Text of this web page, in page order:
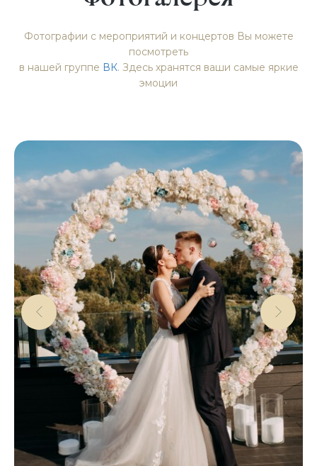
Фотографии с мероприятий и концертов Вы можете
посмотреть
в нашей группе ВК. Здесь хранятся ваши самые яркие
эмоции